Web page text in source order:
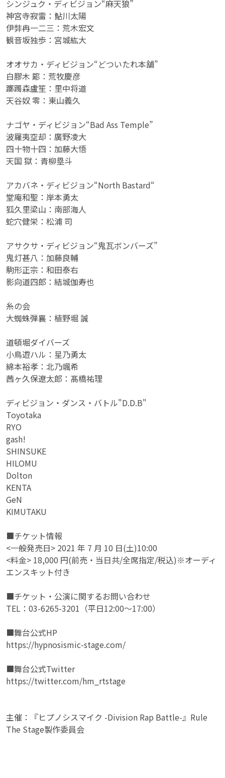
シンジュク・ディビジョン“麻天狼”
神宮寺寂雷：鮎川太陽
伊弉冉一二三：荒木宏文
観音坂独歩：宮城紘大
オオサカ・ディビジョン“どついたれ本舗”
白膠木 簓：荒牧慶彦
躑躅森盧笙：里中将道
天谷奴 零：東山義久
ナゴヤ・ディビジョン“Bad Ass Temple”
波羅夷空却：廣野凌大
四十物十四：加藤大悟
天国 獄：青柳塁斗
アカバネ・ディビジョン“North Bastard“
堂庵和聖：岸本勇太
狐久里梁山：南部海人
蛇穴健栄：松浦 司
アサクサ・ディビジョン“鬼瓦ボンバーズ”
鬼灯甚八：加藤良輔
駒形正宗：和田泰右
影向道四郎：結城伽寿也
糸の会
大蜘蛛弾襄：植野堀 誠
道頓堀ダイバーズ
小鳥遊ハル：星乃勇太
綿本裕孝：北乃颯希
茜ヶ久保遼太郎：髙橋祐理
ディビジョン・ダンス・バトル"D.D.B"
Toyotaka
RYO
gash!
SHINSUKE
HILOMU
Dolton
KENTA
GeN
KIMUTAKU
■チケット情報
<一般発売日> 2021 年 7 月 10 日(土)10:00
<料金> 18,000 円(前売・当日共/全席指定/税込)※オーディ
エンスキット付き
■チケット・公演に関するお問い合わせ
TEL：03-6265-3201（平日12:00〜17:00）
■舞台公式HP
https://hypnosismic-stage.com/
■舞台公式Twitter
https://twitter.com/hm_rtstage
主催：『ヒプノシスマイク -Division Rap Battle-』Rule
The Stage製作委員会